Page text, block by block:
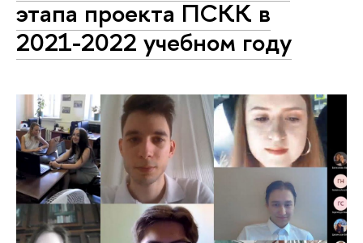
этапа проекта ПСКК в
2021-2022 учебном году